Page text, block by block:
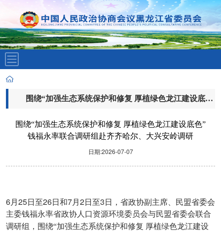
围绕“加强生态系统保护和修复 厚植绿色龙江建设底色”
钱福永率联合调研组赴齐齐哈尔、大兴安岭调研
围绕“加强生态系统保护和修复 厚植绿色龙江建设底色”
钱福永率联合调研组赴齐齐哈尔、大兴安岭调研
日期:2026-07-07
6月 25日至26日和7月 2日至3 日，省政协副主席、民盟省委会
主委钱福永率省政协人口资源环境委员会与民盟省委会联合
调研组，围绕“加强生态系统保护和修复 厚植绿色龙江建设